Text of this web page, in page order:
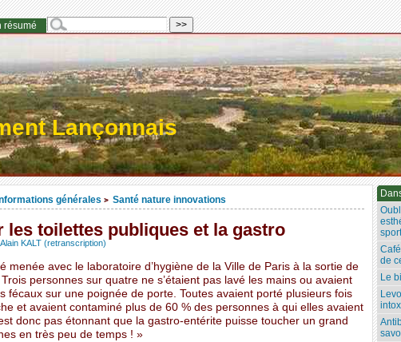
Lançonnais
générales > Santé nature innovations
les toilettes publiques et la gastro
Alain KALT (retranscription)
menée avec le laboratoire d’hygiène de la Ville de Paris à la sortie de
personnes sur quatre ne s’étaient pas lavé les mains ou avaient
fécaux sur une poignée de porte. Toutes avaient porté plusieurs fois
et avaient contaminé plus de 60 % des personnes à qui elles avaient
donc pas étonnant que la gastro-entérite puisse toucher un grand
en très peu de temps ! »
de
Le
intox
résumé